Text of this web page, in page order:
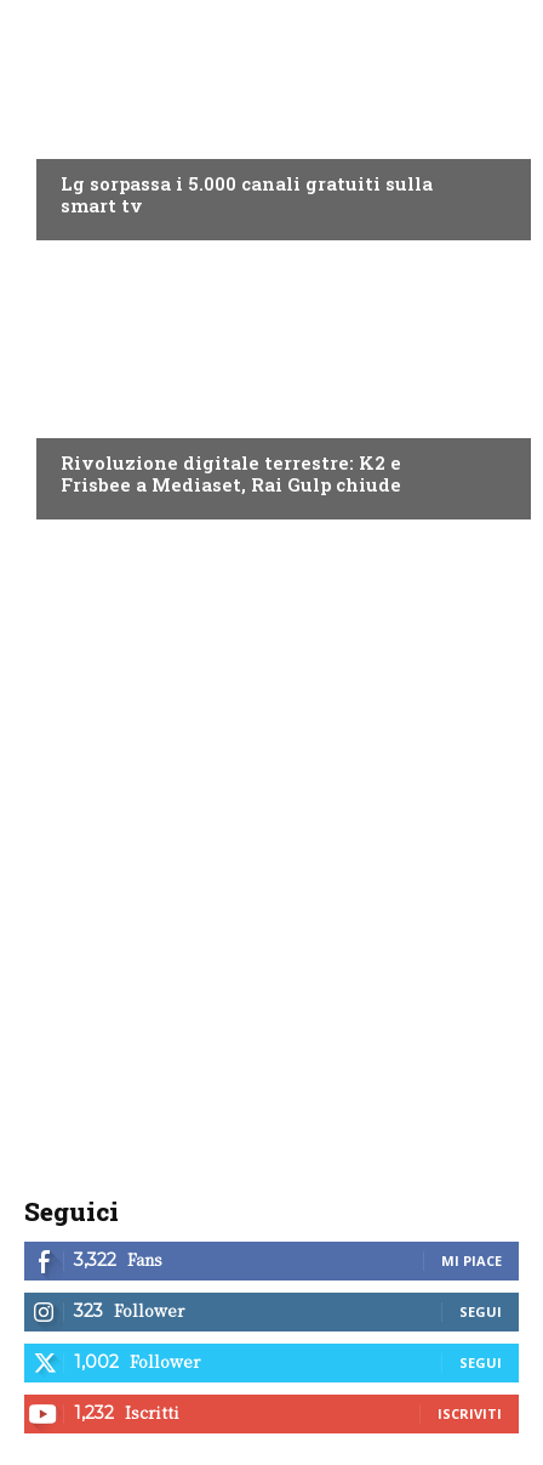
Lg sorpassa i 5.000 canali gratuiti sulla
smart tv
Rivoluzione digitale terrestre: K2 e
Frisbee a Mediaset, Rai Gulp chiude
Seguici
3,322 Fans MI PIACE
323 Follower SEGUI
1,002 Follower SEGUI
1,232 Iscritti ISCRIVITI